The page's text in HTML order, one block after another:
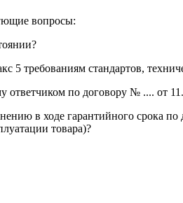
вопросы:
5 требованиям стандартов,
ответчиком по договору № .... от
в ходе гарантийного срока по
товара)?